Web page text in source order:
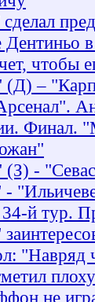
Дентиньо
чтобы
(Д) –
Финал.
(З) -
-
34-й тур.
"Навряд
не